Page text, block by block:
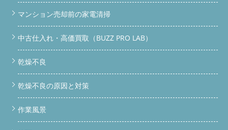
マンション売却前の家電清掃
中古仕入れ・高価買取（BUZZ PRO LAB）
乾燥不良
乾燥不良の原因と対策
作業風景